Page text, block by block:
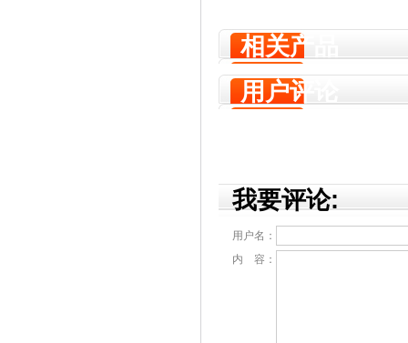
相关产品
用户评论
我要评论:
用户名：
内 容：